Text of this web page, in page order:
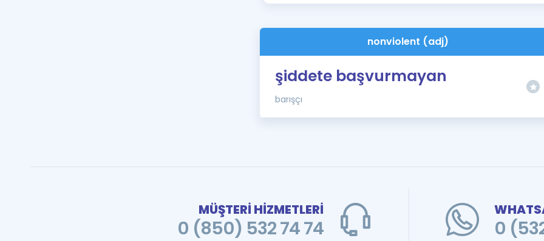
İngilizce
nonviolent (adj)
şiddete başvurmayan
barışçı
MÜŞTERİ HİZMETLERİ
0 (850) 532 74 74 0